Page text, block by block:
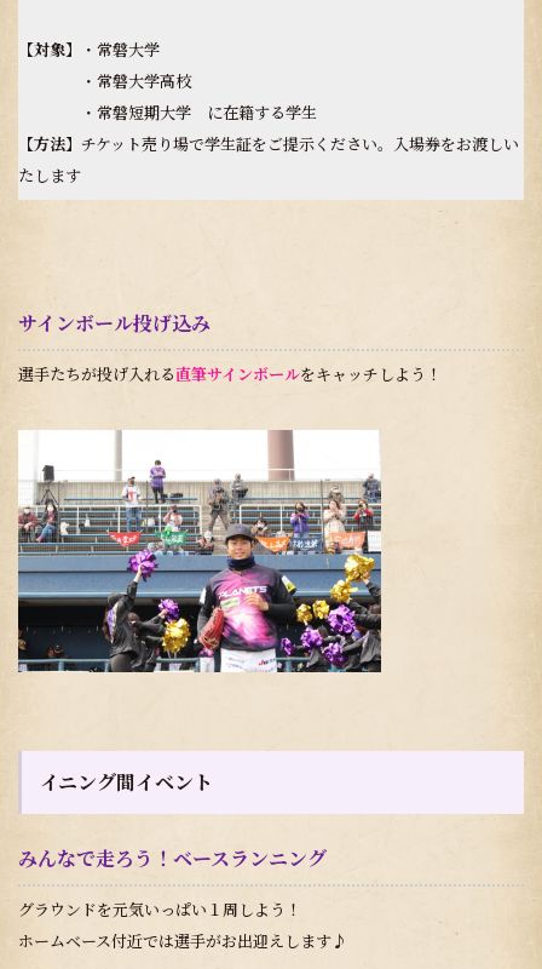
【対象】
・常磐大学
・常磐大学高校
・常磐短期大学 に在籍する学生
【方法】 チケット売り場で学生証をご提示ください。入場券をお渡しい
たします
サインボール投げ込み
選手たちが投げ入れる直筆サインボールをキャッチしよう！
イニング間イベント
みんなで走ろう！ベースランニング
グラウンドを元気いっぱい１周しよう！
ホームベース付近では選手がお出迎えします♪